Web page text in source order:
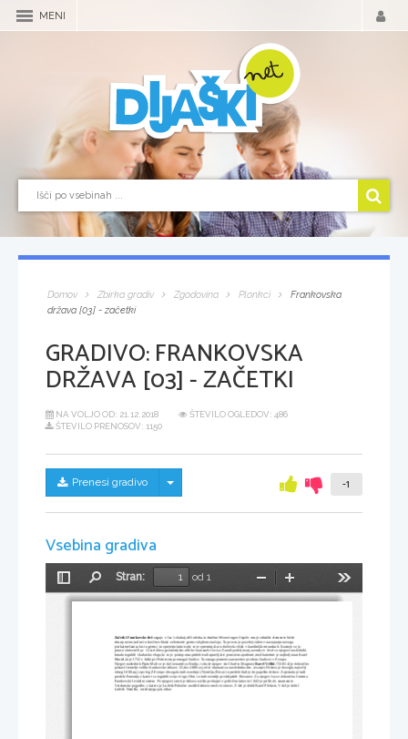
MENI
Domov Zbirka gradiv Zgodovina Plonkci
Frankovska
država [03] - začetki
GRADIVO:FRANKOVSKA
DRŽAVA [03] - ZAČETKI
NA VOLJO OD: 21.12.2018
ŠTEVILO OGLEDOV: 486
ŠTEVILO PRENOSOV: 1150
Prenesi gradivo Skrij/prikaži meni -1
Vsebina gradiva
Preklopi
stransko
Stran:
od 1
Pomanjšaj
Začetki Frankovske drž.segajo v čas 1.vladarja Klodvika iz družine Merovingov.Uspelo mu je združiti elemente bivše
rim.upravne,sodne in davčne oblasti z elementi germ.rod-plem.značaja. Ta proces je posebej viden v nastajanju novega
jezika(mešanica lat.in germ.) in sprejetju latinice,ki se je spreminjala in doživela višek v karolinški minuskuli. Kasneje se je
pisava skrivenčila,v 12.st.dobiva geometrijske oblike>nastanek Gotice. Zaradi podeljevanja zemlje v fevd so njegovi nasledniki
kmalu izgubili vladarsko vlogo,ki so jo postopoma pridobivali upravljalci posesti-majordomi,med katerimi je najbolj znan Karel
Martel,ki je l.732 v bitki pri Poitieresu premagal Arabce. Ta zmaga pomeni zaustavitev prodora Arabcev v Evropo.
Njegov naslednik Pipin Mali se je dal oznaniti za Kralja, toda že njegov sin Charles Magnus (Karel Veliki ;732-814) je dokončno
postavil temelje velike frankovske države. 25.dec.l.800 se je dal okronati za naslednika rim. cesarjev.Država je dosegla največji
obseg l.800,saj je poleg Z Evrope obsegala tudi osrednjo (Nemčija,Švica) in predele Italije do papeške države. Zajemala je tudi
predele Panonije,v kateri so izgubili svojo vlogo Obri, in tudi ozemlje predalpskih Slovanov. Za njegov čas se dokončno formira
Frankovski fevdalni sistem. Po njegovi smrti je država začela prehajati v politično krizo in l.843 je prišlo do znamenite
Verdunske pogodbe, s katero je Ludvik Pobožni razdelil državo med tri sinove. Z del je dobil Karel Plešasti, V del je dobil
Ludvik Nemški, osrednjega pa Lothar.